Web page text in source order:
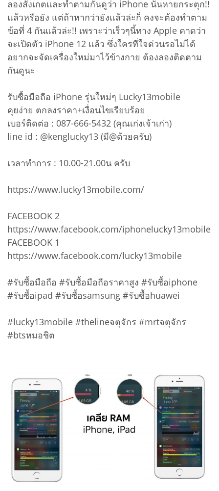
ลองสังเกตและทำตามกันดูว่า iPhone นั้นหายกระตุก!!
แล้วหรือยัง แต่ถ้าหากว่ายังแล้วล่ะก็ คงจะต้องทำตาม
ข้อที่ 4 กันแล้วล่ะ!! เพราะว่าเร็วๆนี้ทาง Apple คาดว่า
จะเปิดตัว iPhone 12 แล้ว ซึ่งใครที่ใจด่วนรอไม่ได้
อยากจะจัดเครื่องใหม่มาไว้ข้างกาย ต้องลองติดตาม
กันดูนะ
รับซื้อมือถือ iPhone รุ่นใหม่ๆ Lucky13mobile
คุยง่าย ตกลงราคา+เงื่อนไขเรียบร้อย
เบอร์ติดต่อ : 087-666-5432 (คุณเก่งเจ้าเก่า)
line id : @kenglucky13 (มี@ด้วยครับ)
เวลาทำการ : 10.00-21.00น ครับ
https://www.lucky13mobile.com/
FACEBOOK 2
https://www.facebook.com/iphonelucky13mobile
FACEBOOK 1
https://www.facebook.com/lucky13mobile
#รับซื้อมือถือ #รับซื้อมือถือราคาสูง #รับซื้อiphone
#รับซื้อipad #รับซื้อsamsung #รับซื้อhuawei
#lucky13mobile #thelineจตุจักร #mrtจตุจักร
#btsหมอชิต